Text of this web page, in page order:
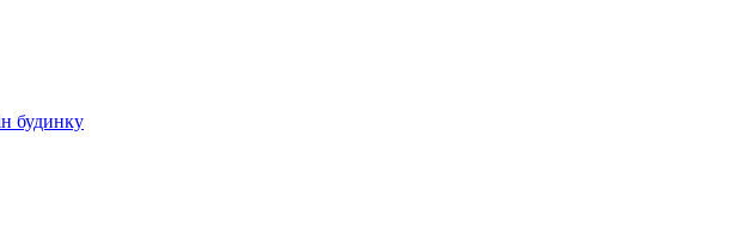
будинку